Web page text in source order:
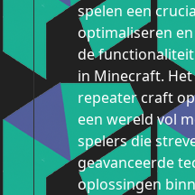
spelen een
optimaliseren
de
in Minecraft.
repeater craft
een wereld vol
spelers die
geavanceerde
oplossingen